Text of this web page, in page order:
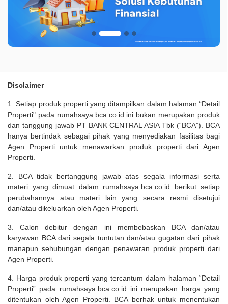
Disclaimer
1. Setiap produk properti yang ditampilkan dalam halaman “Detail
Properti" pada rumahsaya.bca.co.id ini bukan merupakan produk
dan tanggung jawab PT BANK CENTRAL ASIA Tbk (“BCA”). BCA
hanya bertindak sebagai pihak yang menyediakan fasilitas bagi
Agen Properti untuk menawarkan produk properti dari Agen
Properti.
2. BCA tidak bertanggung jawab atas segala informasi serta
materi yang dimuat dalam rumahsaya.bca.co.id berikut setiap
perubahannya atau materi lain yang secara resmi disetujui
dan/atau dikeluarkan oleh Agen Properti.
3. Calon debitur dengan ini membebaskan BCA dan/atau
karyawan BCA dari segala tuntutan dan/atau gugatan dari pihak
manapun sehubungan dengan penawaran produk properti dari
Agen Properti.
4. Harga produk properti yang tercantum dalam halaman “Detail
Properti” pada rumahsaya.bca.co.id ini merupakan harga yang
ditentukan oleh Agen Properti. BCA berhak untuk menentukan